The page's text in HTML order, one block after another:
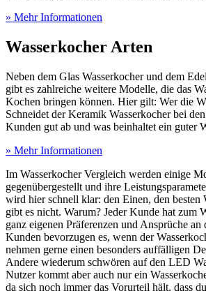
» Mehr Informationen
Wasserkocher Arten
Neben dem Glas Wasserkocher und dem
gibt es zahlreiche weitere Modelle, die das
Kochen bringen können. Hier gilt: Wer die
Schneidet der Keramik Wasserkocher bei
Kunden gut ab und was beinhaltet ein guter
» Mehr Informationen
Im Wasserkocher Vergleich werden einige
gegenübergestellt und ihre
wird hier schnell klar: den Einen, den besten
gibt es nicht. Warum? Jeder Kunde hat zum
ganz eigenen Präferenzen und Ansprüche an
Kunden bevorzugen es, wenn der
nehmen gerne einen besonders auffälligen
Andere wiederum schwören auf den LED
Nutzer kommt aber auch nur ein
da sich noch immer das Vorurteil hält, dass